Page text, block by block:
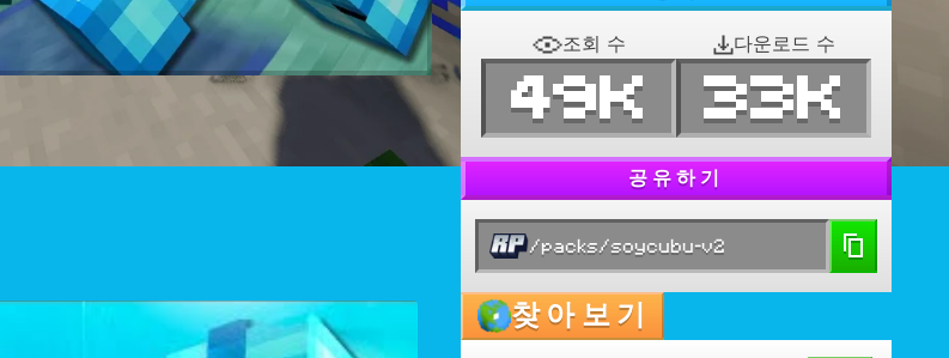
조회 수
49K
다운로드 수
33K
공유하기
/packs/soycubu-v2
찾아보기